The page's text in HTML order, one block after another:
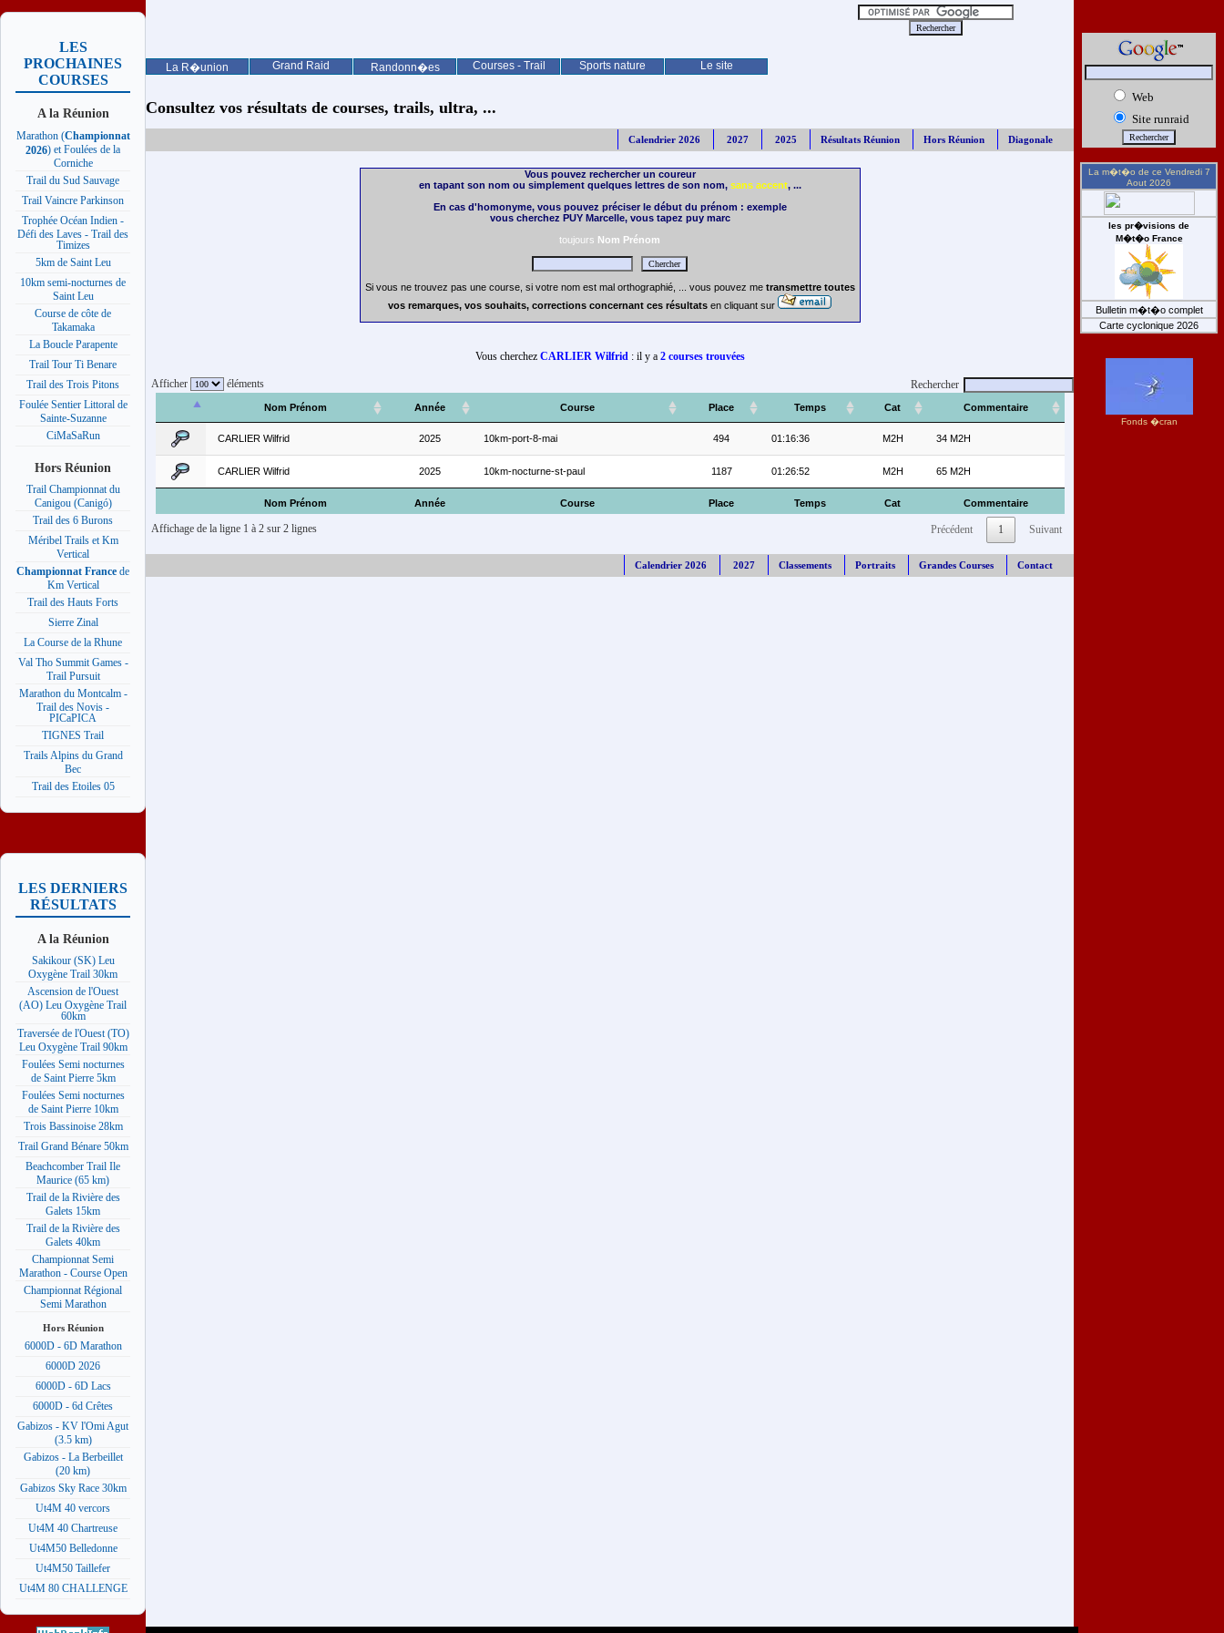
La R�union Grand Raid Randonn�es Courses - Trail Sports nature Le site
LES
PROCHAINES
COURSES
A la Réunion
Marathon (Championnat
2026) et Foulées de la
Corniche
Trail du Sud Sauvage
Trail Vaincre Parkinson
Trophée Océan Indien -
Défi des Laves - Trail des
Timizes
5km de Saint Leu
10km semi-nocturnes de
Saint Leu
Course de côte de
Takamaka
La Boucle Parapente
Trail Tour Ti Benare
Trail des Trois Pitons
Foulée Sentier Littoral de
Sainte-Suzanne
CiMaSaRun
Hors Réunion
Trail Championnat du
Canigou (Canigó)
Trail des 6 Burons
Méribel Trails et Km
Vertical
Championnat France de
Km Vertical
Trail des Hauts Forts
Sierre Zinal
La Course de la Rhune
Val Tho Summit Games -
Trail Pursuit
Marathon du Montcalm -
Trail des Novis -
PICaPICA
TIGNES Trail
Trails Alpins du Grand
Bec
Trail des Etoiles 05
LES DERNIERS
RÉSULTATS
A la Réunion
Sakikour (SK) Leu
Oxygène Trail 30km
Ascension de l'Ouest
(AO) Leu Oxygène Trail
60km
Traversée de l'Ouest (TO)
Leu Oxygène Trail 90km
Foulées Semi nocturnes
de Saint Pierre 5km
Foulées Semi nocturnes
de Saint Pierre 10km
Trois Bassinoise 28km
Trail Grand Bénare 50km
Beachcomber Trail Ile
Maurice (65 km)
Trail de la Rivière des
Galets 15km
Trail de la Rivière des
Galets 40km
Championnat Semi
Marathon - Course Open
Championnat Régional
Semi Marathon
Hors Réunion
6000D - 6D Marathon
6000D 2026
6000D - 6D Lacs
6000D - 6d Crêtes
Gabizos - KV l'Omi Agut
(3.5 km)
Gabizos - La Berbeillet
(20 km)
Gabizos Sky Race 30km
Ut4M 40 vercors
Ut4M 40 Chartreuse
Ut4M50 Belledonne
Ut4M50 Taillefer
Ut4M 80 CHALLENGE
Consultez vos résultats de courses, trails, ultra, ...
Calendrier 2026 2027 2025 Résultats Réunion Hors Réunion Diagonale
Vous pouvez rechercher un coureur
en tapant son nom ou simplement quelques lettres de son nom, sans accent, ...
En cas d'homonyme, vous pouvez préciser le début du prénom : exemple
vous cherchez PUY Marcelle, vous tapez puy marc
toujours Nom Prénom
Si vous ne trouvez pas une course, si votre nom est mal orthographié, ... vous pouvez me transmettre toutes
vos remarques, vos souhaits, corrections concernant ces résultats en cliquant sur
Vous cherchez CARLIER Wilfrid: il y a 2 courses trouvées
Afficher éléments Rechercher
Nom Prénom Année Course Place Temps Cat Commentaire
Nom Prénom Année Course Place Temps Cat Commentaire
CARLIER Wilfrid 2025 10km-port-8-mai 494 01:16:36 M2H 34 M2H
CARLIER Wilfrid 2025 10km-nocturne-st-paul 1187 01:26:52 M2H 65 M2H
Affichage de la ligne 1 à 2 sur 2 lignes Précédent 1 Suivant
Calendrier 2026 2027 Classements Portraits Grandes Courses Contact
Web
Site runraid
La m�t�o de ce Vendredi 7
Aout 2026
les pr�visions de
M�t�o France
Bulletin m�t�o complet
Carte cyclonique 2026
Fonds �cran